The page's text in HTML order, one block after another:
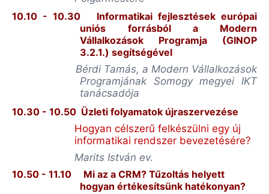
10.10 - 10.30
Informatikai fejlesztések európai
uniós forrásból a Modern
Vállalkozások Programja (GINOP
3.2.1.) segítségével
Bérdi Tamás, a Modern Vállalkozások
Programjának Somogy megyei IKT
tanácsadója
10.30 - 10.50 Üzleti folyamatok újraszervezése
Hogyan célszerű felkészülni egy új
informatikai rendszer bevezetésére?
Marits István ev.
10.50 - 11.10
Mi az a CRM? Tűzoltás helyett
hogyan értékesítsünk hatékonyan?